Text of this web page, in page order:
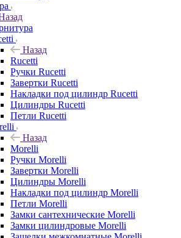
Назад
Rucetti
Ручки Rucetti
Завертки Rucetti
Накладки под цилиндр Rucetti
Цилиндры Rucetti
Петли Rucetti
Назад
Morelli
Ручки Morelli
Завертки Morelli
Цилиндры Morelli
Накладки под цилиндр Morelli
Петли Morelli
Замки сантехнические Morelli
Замки цилиндровые Morelli